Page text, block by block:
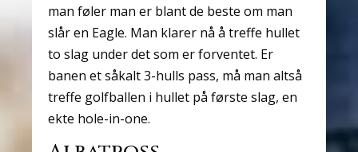
man føler man er blant de beste om man
slår en Eagle. Man klarer nå å treffe hullet
to slag under det som er forventet. Er
banen et såkalt 3-hulls pass, må man altså
treffe golfballen i hullet på første slag, en
ekte hole-in-one.